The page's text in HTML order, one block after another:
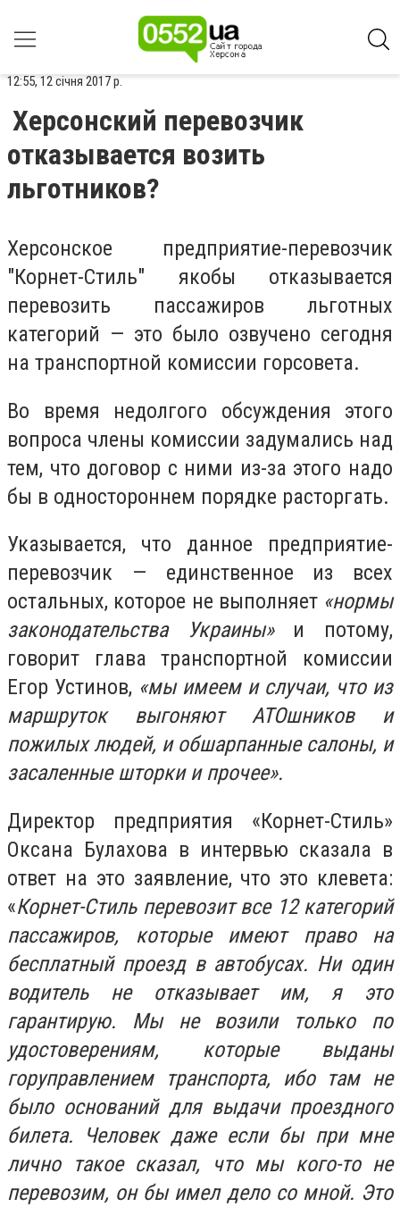
12:55, 12 січня 2017 р.
Херсонский перевозчик
отказывается возить
льготников?
Херсонское предприятие-перевозчик
"Корнет-Стиль" якобы отказывается
перевозить пассажиров льготных
категорий — это было озвучено сегодня
на транспортной комиссии горсовета.
Во время недолгого обсуждения этого
вопроса члены комиссии задумались над
тем, что договор с ними из-за этого надо
бы в одностороннем порядке расторгать.
Указывается, что данное предприятие-
перевозчик — единственное из всех
остальных, которое не выполняет «нормы
законодательства Украины»и потому,
говорит глава транспортной комиссии
Егор Устинов, «мы имеем и случаи, что из
маршруток выгоняют АТОшников и
пожилых людей, и обшарпанные салоны, и
засаленные шторки и прочее».
Директор предприятия «Корнет-Стиль»
Оксана Булахова в интервью сказала в
ответ на это заявление, что это клевета:
«Корнет-Стиль перевозит все 12 категорий
пассажиров, которые имеют право на
бесплатный проезд в автобусах. Ни один
водитель не отказывает им, я это
гарантирую. Мы не возили только по
удостоверениям, которые выданы
горуправлением транспорта, ибо там не
было оснований для выдачи проездного
билета. Человек даже если бы при мне
лично такое сказал, что мы кого-то не
перевозим, он бы имел дело со мной. Это